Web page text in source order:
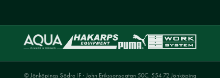
© Jönköpings Södra IF · John Erikssonsgatan 50C, 554 72 Jönköping